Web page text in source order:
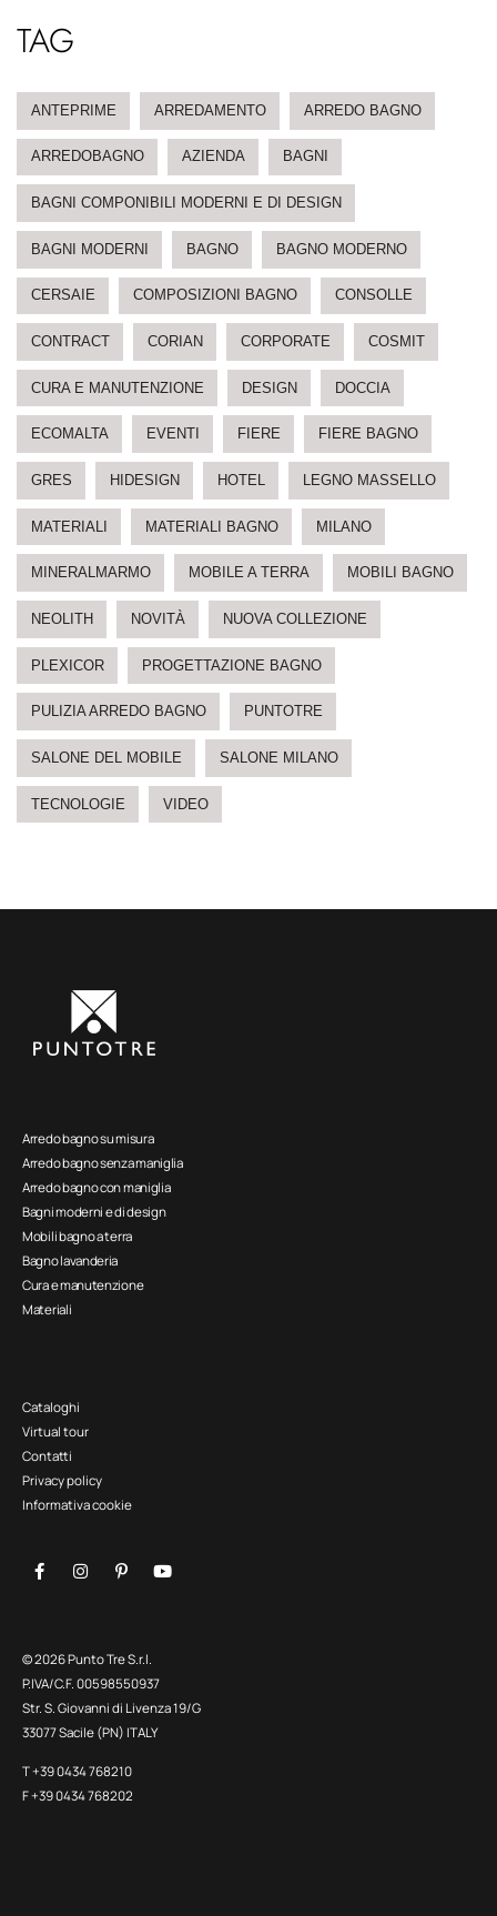
TAG
ANTEPRIME ARREDAMENTO ARREDO BAGNO
ARREDOBAGNO AZIENDA BAGNI
BAGNI COMPONIBILI MODERNI E DI DESIGN
BAGNI MODERNI BAGNO BAGNO MODERNO
CERSAIE COMPOSIZIONI BAGNO CONSOLLE
CONTRACT CORIAN CORPORATE COSMIT
CURA E MANUTENZIONE DESIGN DOCCIA
ECOMALTA EVENTI FIERE FIERE BAGNO
GRES HIDESIGN HOTEL LEGNO MASSELLO
MATERIALI MATERIALI BAGNO MILANO
MINERALMARMO MOBILE A TERRA MOBILI BAGNO
NEOLITH NOVITÀ NUOVA COLLEZIONE
PLEXICOR PROGETTAZIONE BAGNO
PULIZIA ARREDO BAGNO PUNTOTRE
SALONE DEL MOBILE SALONE MILANO
TECNOLOGIE VIDEO
Arredo bagno su misura
Arredo bagno senza maniglia
Arredo bagno con maniglia
Bagni moderni e di design
Mobili bagno a terra
Bagno lavanderia
Cura e manutenzione
Materiali
Cataloghi
Virtual tour
Contatti
Privacy policy
Informativa cookie
© 2026 Punto Tre S.r.l.
P.IVA/C.F. 00598550937
Str. S. Giovanni di Livenza 19/G
33077 Sacile (PN) ITALY
T +39 0434 768210
F +39 0434 768202